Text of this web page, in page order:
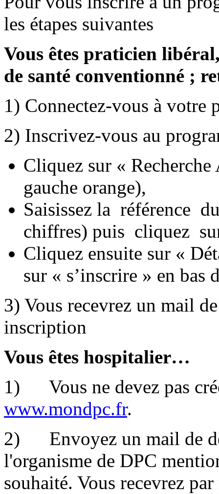
les étapes suivantes
Vous êtes praticien
de santé conventionné ;
1) Connectez-vous à
2) Inscrivez-vous au
Cliquez sur «
gauche orange),
Saisissez la référence
chiffres) puis cliquez
Cliquez ensuite sur «
sur « s’inscrire » en bas
3) Vous recevrez un mail
inscription
Vous êtes hospitalier…
1) Vous ne devez pas
www.mondpc.fr.
2) Envoyez un mail de
l'organisme de DPC
souhaité. Vous recevrez